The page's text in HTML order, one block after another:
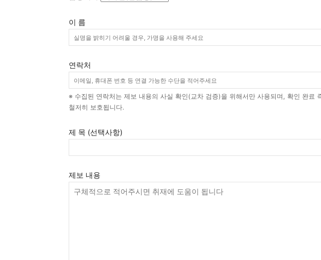
이 름
연락처
※ 수집된 연락처는 제보 내용의 사실 확인(교차 검증)을 위해서만 사용되며, 확인 완료
철저히 보호됩니다.
제 목 (선택사항)
제보 내용